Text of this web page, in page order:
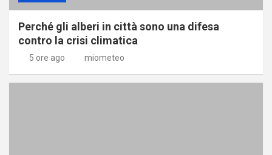
Perché gli alberi in città sono una difesa
contro la crisi climatica
5 ore ago miometeo